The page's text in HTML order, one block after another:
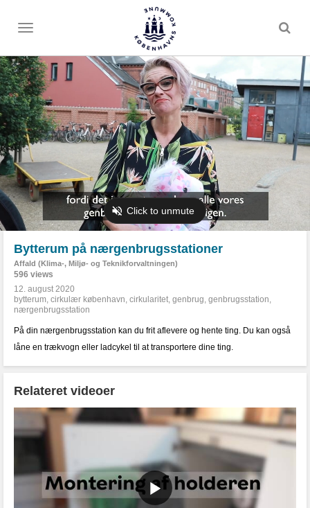
Toggle
Bytterum på nærgenbrugsstationer
Affald (Klima-, Miljø- og Teknikforvaltningen)
596 views
12. august 2020
bytterum, cirkulær københavn, cirkularitet, genbrug, genbrugsstation,
nærgenbrugsstation
På din nærgenbrugsstation kan du frit aflevere og hente ting. Du kan også
låne en trækvogn eller ladcykel til at transportere dine ting.
Relateret videoer